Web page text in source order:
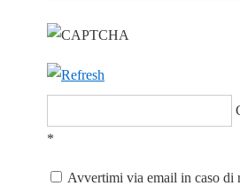
*
Avvertimi via email in caso di